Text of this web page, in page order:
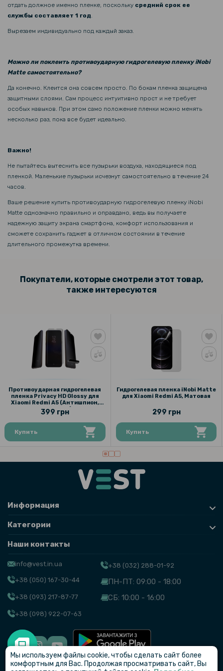
199 грн
289 грн
Кожаный чехол - накладка CODE Tactile Experience для Xiaomi 14T
Pro
отдать должное именно пленке, поскольку средний срок ее
службы составляет 1 год.
Вырезаем индивидуально под каждый заказ.
Можно ли поклеить противоударную гидрогелевую пленку iNobi
Matte самостоятельно?
Да конечно. Клеится она совсем просто. По бокам пленка защищена
защитными слоями. Сам процесс интуитивно прост и не требует
особых навыков. При этом само положение пленки можно менять
несколько раз, пока все будет идеально.
Важно!
Не пытайтесь вытеснить все пузырьки воздуха, находящиеся под
пленкой. Маленькие пузырьки исчезнут самостоятельно в течение 24
часов.
Ваше решение купить противоударную гидрогелевую пленку iNobi
Matte однозначно правильно и оправдано, ведь вы получаете
надежную защиту экрана смартфона, комфорт использования и
сможете сохранить гаджет в отличном состоянии в течение
длительного промежутка времени.
Покупатели, которые смотрели этот товар,
также интересуются
Противоударная гидрогелевая
пленка Privacy HD Glossy для
Xiaomi Redmi A5 (Антишпион,
глянцевая)
399 грн
Купить
Гидрогелевая пленка iNobi Matte
для Xiaomi Redmi A5, Матовая
299 грн
Купить
Информация
Категории
Наши контакты
info@vest.in.ua
+38 (050) 167-30-44
+38 (093) 217-87-77
+38 (098) 922-07-63
+38 (032) 288-01-92
ПН-ПТ: 09:00 - 18:00
СБ: 10:00 - 16:00
© VEST
Мы используем файлы cookie, чтобы сделать сайт более
комфортным для Вас. Продолжая просматривать сайт, Вы